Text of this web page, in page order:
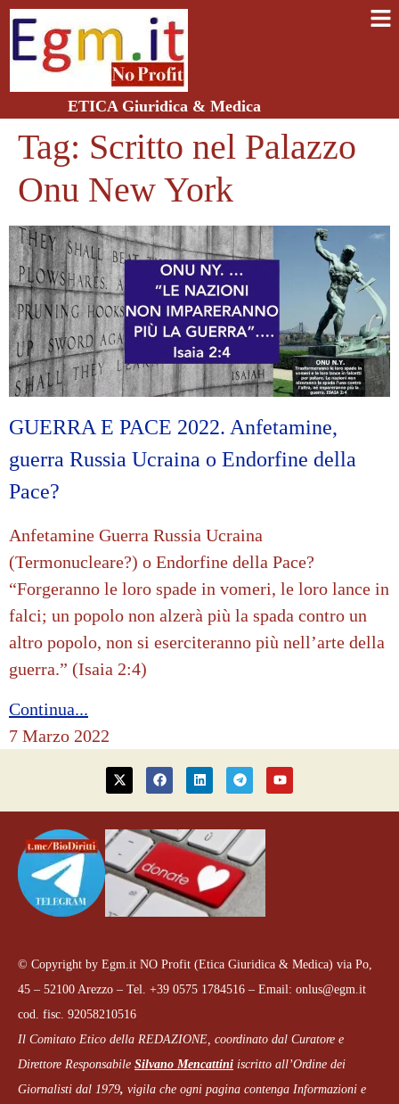
ETICA Giuridica & Medica
Tag: Scritto nel Palazzo
Onu New York
GUERRA E PACE 2022. Anfetamine,
guerra Russia Ucraina o Endorfine della
Pace?
Anfetamine Guerra Russia Ucraina
(Termonucleare?) o Endorfine della Pace?
“Forgeranno le loro spade in vomeri, le loro lance in
falci; un popolo non alzerà più la spada contro un
altro popolo, non si eserciteranno più nell’arte della
guerra.” (Isaia 2:4)
Continua...
7 Marzo 2022
© Copyright by Egm.it NO Profit (Etica Giuridica & Medica) via Po,
45 – 52100 Arezzo – Tel. +39 0575 1784516 – Email: onlus@egm.it
cod. fisc. 92058210516
Il Comitato Etico della REDAZIONE, coordinato dal Curatore e
Direttore Responsabile Silvano Mencattini iscritto all’Ordine dei
Giornalisti dal 1979, vigila che ogni pagina contenga Informazioni e